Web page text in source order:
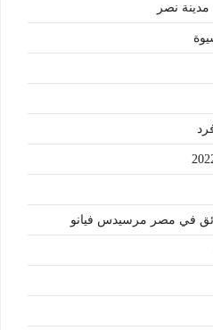
مدينة نصر
في مصر مرسيدس فيانو